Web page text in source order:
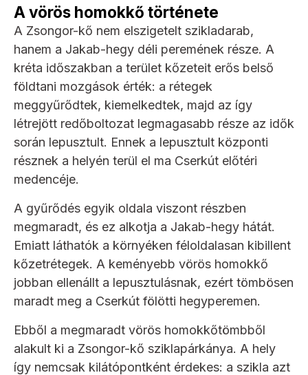
A vörös homokkő története
A Zsongor-kő nem elszigetelt szikladarab,
hanem a Jakab-hegy déli peremének része. A
kréta időszakban a terület kőzeteit erős belső
földtani mozgások érték: a rétegek
meggyűrődtek, kiemelkedtek, majd az így
létrejött redőboltozat legmagasabb része az idők
során lepusztult. Ennek a lepusztult központi
résznek a helyén terül el ma Cserkút előtéri
medencéje.
A gyűrődés egyik oldala viszont részben
megmaradt, és ez alkotja a Jakab-hegy hátát.
Emiatt láthatók a környéken féloldalasan kibillent
kőzetrétegek. A keményebb vörös homokkő
jobban ellenállt a lepusztulásnak, ezért tömbösen
maradt meg a Cserkút fölötti hegyperemen.
Ebből a megmaradt vörös homokkőtömbből
alakult ki a Zsongor-kő sziklapárkánya. A hely
így nemcsak kilátópontként érdekes: a szikla azt